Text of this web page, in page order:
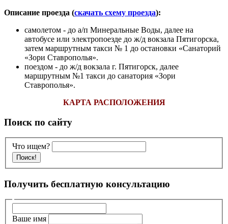
Описание проезда (скачать схему проезда):
самолетом - до а/п Минеральные Воды, далее на
автобусе или электропоезде до ж/д вокзала Пятигорска,
затем маршрутным такси № 1 до остановки «Санаторий
«Зори Ставрополья».
поездом - до ж/д вокзала г. Пятигорск, далее
маршрутным №1 такси до санатория «Зори
Ставрополья».
КАРТА РАСПОЛОЖЕНИЯ
Поиск по сайту
Что ищем?
Получить бесплатную консультацию
Ваше имя